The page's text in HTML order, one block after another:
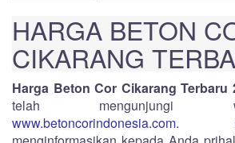
HARGA BETON
CIKARANG
Harga Beton Cor Cikarang Terbaru
telah mengunjungi
www.betoncorindonesia.com.